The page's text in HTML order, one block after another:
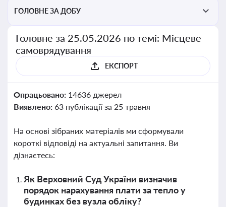
ГОЛОВНЕ ЗА ДОБУ
Головне за 25.05.2026 по темі: Місцеве
самоврядування
ЕКСПОРТ
Опрацьовано: 14636 джерел
Виявлено: 63 публікації за 25 травня
На основі зібраних матеріалів ми сформували
короткі відповіді на актуальні запитання. Ви
дізнаєтесь:
Як Верховний Суд України визначив
порядок нарахування плати за тепло у
будинках без вузла обліку?